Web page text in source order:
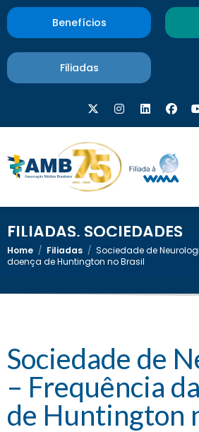
Benefícios
Filiadas
FILIADAS, SOCIEDADES
Home / Filiadas / Sociedade de
doença de Huntington no Brasil
Sociedade de
– Frequência
de Huntington